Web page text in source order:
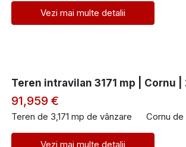
Vezi mai multe detalii
Teren intravilan 3171 mp | Cornu |
91,959 €
Teren de 3,171 mp de vânzare Cornu
Vezi mai multe detalii